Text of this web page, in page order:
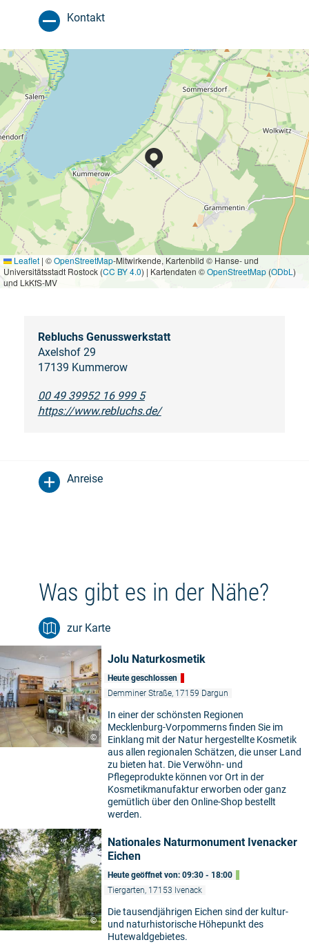
Kontakt
Leaflet | ©OpenStreetMap-Mitwirkende, Kartenbild © Hanse- und
Universitätsstadt Rostock (CC BY 4.0) | Kartendaten ©OpenStreetMap (ODbL )
und LkKfS-MV
Rebluchs Genusswerkstatt
Axelshof 29
17139 Kummerow
00 49 39952 16 999 5
https://www.rebluchs.de/
Anreise
Was gibt es in der Nähe?
zur Karte
©
Jolu Naturkosmetik
Heute geschlossen
Demminer Straße, 17159 Dargun
In einer der schönsten Regionen
Mecklenburg-Vorpommerns finden Sie im
Einklang mit der Natur hergestellte Kosmetik
aus allen regionalen Schätzen, die unser Land
zu bieten hat. Die Verwöhn- und
Pflegeprodukte können vor Ort in der
Kosmetikmanufaktur erworben oder ganz
gemütlich über den Online-Shop bestellt
werden.
©
Nationales Naturmonument Ivenacker
Eichen
Heute geöffnet von: 09:30 - 18:00
Tiergarten, 17153 Ivenack
Die tausendjährigen Eichen sind der kultur-
und naturhistorische Höhepunkt des
Hutewaldgebietes.